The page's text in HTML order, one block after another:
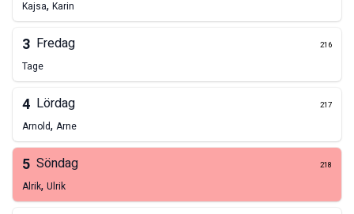
Kajsa, Karin
3 Fredag 216
Tage
4 Lördag 217
Arnold, Arne
5 Söndag 218
Alrik, Ulrik